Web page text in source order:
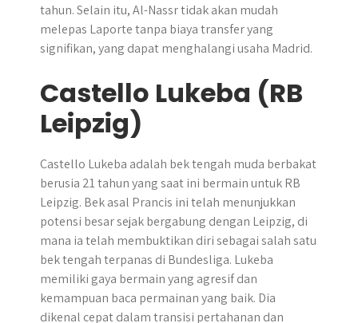
tahun. Selain itu, Al-Nassr tidak akan mudah
melepas Laporte tanpa biaya transfer yang
signifikan, yang dapat menghalangi usaha Madrid.
Castello Lukeba (RB
Leipzig)
Castello Lukeba adalah bek tengah muda berbakat
berusia 21 tahun yang saat ini bermain untuk RB
Leipzig. Bek asal Prancis ini telah menunjukkan
potensi besar sejak bergabung dengan Leipzig, di
mana ia telah membuktikan diri sebagai salah satu
bek tengah terpanas di Bundesliga. Lukeba
memiliki gaya bermain yang agresif dan
kemampuan baca permainan yang baik. Dia
dikenal cepat dalam transisi pertahanan dan